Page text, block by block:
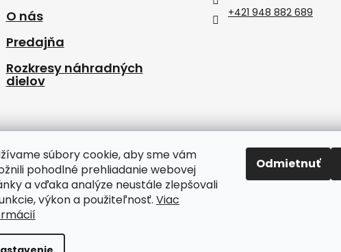
súbory cookie, aby sme vám
pohodlné prehliadanie webovej
a vďaka analýze neustále zlepšovali
výkon a použiteľnosť. Viac
Odmietnuť
O nás
Predajňa
Rozkresy náhradných
dielov
+421 948 882 689